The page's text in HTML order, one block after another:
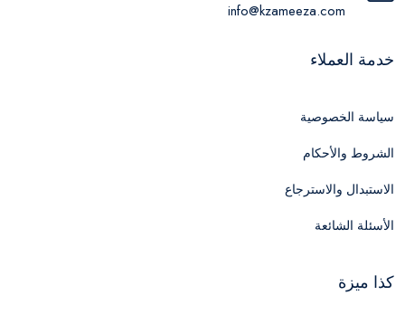
info@kzameeza.com
خدمة العملاء
سياسة الخصوصية
الشروط والأحكام
الاستبدال والاسترجاع
الأسئلة الشائعة
كذا ميزة